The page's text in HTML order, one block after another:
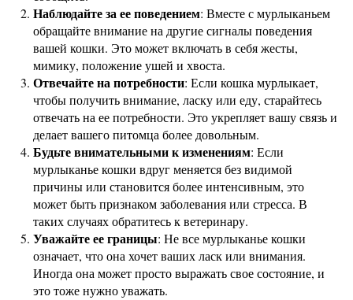
Наблюдайте за ее поведением: Вместе с мурлыканьем
обращайте внимание на другие сигналы поведения
вашей кошки. Это может включать в себя жесты,
мимику, положение ушей и хвоста.
Отвечайте на потребности: Если кошка мурлыкает,
чтобы получить внимание, ласку или еду, старайтесь
отвечать на ее потребности. Это укрепляет вашу связь и
делает вашего питомца более довольным.
Будьте внимательными к изменениям: Если
мурлыканье кошки вдруг меняется без видимой
причины или становится более интенсивным, это
может быть признаком заболевания или стресса. В
таких случаях обратитесь к ветеринару.
Уважайте ее границы: Не все мурлыканье кошки
означает, что она хочет ваших ласк или внимания.
Иногда она может просто выражать свое состояние, и
это тоже нужно уважать.